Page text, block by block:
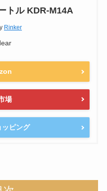
トル KDR-M14A
Rinker
場
ピング